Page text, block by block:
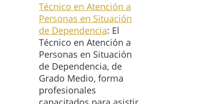
Técnico en Atención a
Personas en Situación
de Dependencia: El
Técnico en Atención a
Personas en Situación
de Dependencia, de
Grado Medio, forma
profesionales